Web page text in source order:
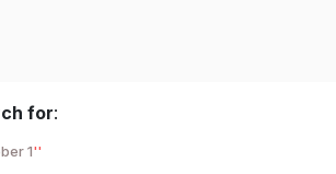
for:
1